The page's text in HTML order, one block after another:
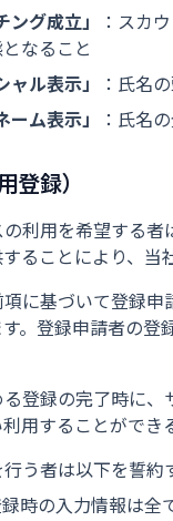
ング成立」
：スカ
なること
ャル表示」
：氏名
ーム表示」
：氏名
登録）
利用を希望する
ることにより、当
に基づいて登録
。登録申請者の登
登録の完了時に
用することができ
う者は以下を誓約
時の入力情報は全